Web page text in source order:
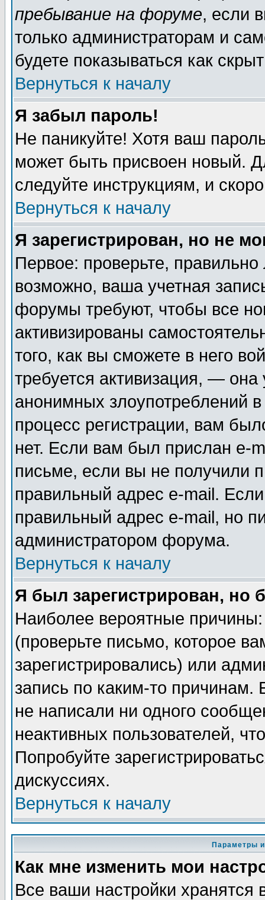
пребывание на форуме, если
только администраторам и
будете показываться как
Вернуться к началу
Я забыл пароль!
Не паникуйте! Хотя ваш
может быть присвоен новый.
следуйте инструкциям, и
Вернуться к началу
Я зарегистрирован, но не
Первое: проверьте,
возможно, ваша учетная
форумы требуют, чтобы все
активизированы
того, как вы сможете в него
требуется активизация, —
анонимных злоупотреблений
процесс регистрации, вам
нет. Если вам был прислан e-
письме, если вы не получили
правильный адрес e-mail.
правильный адрес e-mail, но
администратором форума.
Вернуться к началу
Я был зарегистрирован, но
Наиболее вероятные
(проверьте письмо, которое
зарегистрировались) или
запись по каким-то
не написали ни одного
неактивных пользователей,
Попробуйте
дискуссиях.
Вернуться к началу
Параметры
Как мне изменить мои
Все ваши настройки